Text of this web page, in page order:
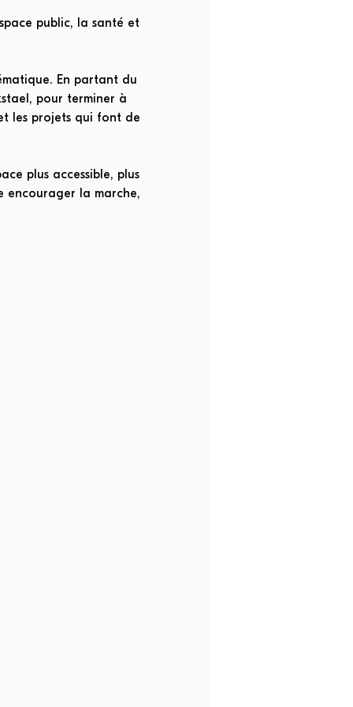
public, la santé et
En partant du
pour terminer à
les projets qui font de
plus accessible, plus
encourager la marche,